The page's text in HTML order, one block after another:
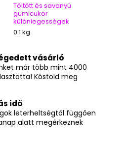
Töltött és savanyú
gumicukor
különlegességek
0.1 kg
vásárló
már több mint 4000
Kóstold meg
idő
leterheltségtől függően
alatt megérkeznek